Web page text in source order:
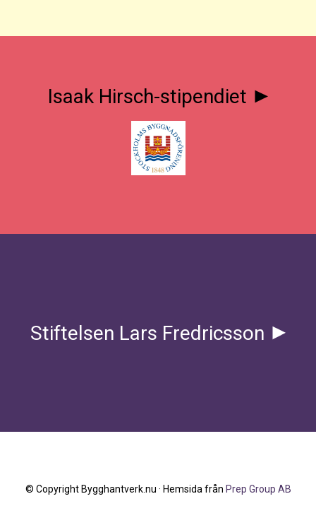
Isaak Hirsch-stipendiet
Stiftelsen Lars Fredricsson
© Copyright Bygghantverk.nu · Hemsida från Prep Group AB